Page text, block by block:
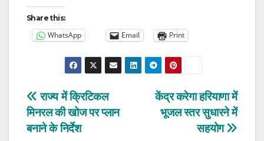
Share this:
WhatsApp Email Print
Post
navigation
केंद्र करेगा हरियाणा में
भूजल स्तर सुधारने में
सहयोग
राज्य में क्रिटिकल
मिनरल की खोज पर प्लान
बनाने के निर्देश